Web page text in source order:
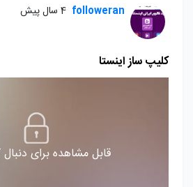
followeran 4 سال پیش
کلیپ ساز اینستا
قابل مشاهده برای دنبال